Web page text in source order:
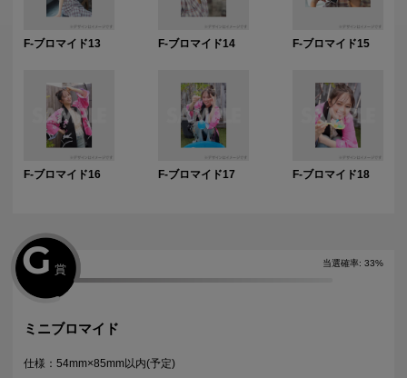
F-ブロマイド13 F-ブロマイド14 F-ブロマイド15
F-ブロマイド16 F-ブロマイド17 F-ブロマイド18
当選確率: 33%
G 賞
ミニブロマイド
仕様：54mm×85mm以内(予定)